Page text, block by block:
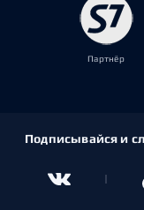
Партнёр
Подписывайся и